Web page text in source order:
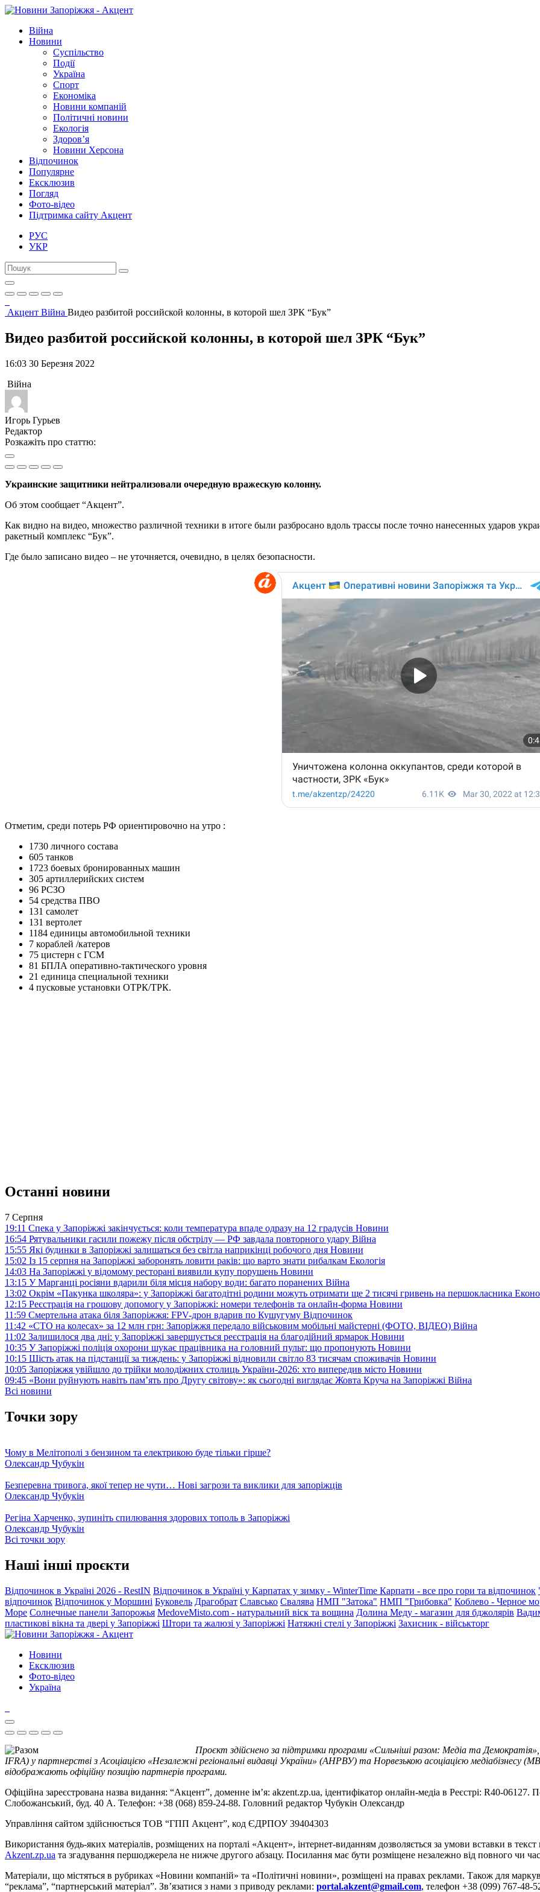
Війна
Новини
Суспільство
Події
Україна
Спорт
Економіка
Новини компаній
Політичні новини
Екологія
Здоров’я
Новини Херсона
Відпочинок
Популярне
Ексклюзив
Погляд
Фото-відео
Підтримка сайту Акцент
РУС
УКР
Акцент Війна Видео разбитой российской колонны, в которой шел ЗРК “Бук”
Видео разбитой российской колонны, в которой шел ЗРК “Бук”
16:03 30 Березня 2022
Війна
Игорь Гурьев
Редактор
Розкажіть про статтю:
Украинские защитники нейтрализовали очередную вражескую колонну.
Об этом сообщает “Акцент”.
Как видно на видео, множество различной техники в итоге были разбросано вдоль трассы после точно нанесенных ударов
ракетный комплекс “Бук”.
Где было записано видео – не уточняется, очевидно, в целях безопасности.
Отметим, среди потерь РФ ориентировочно на утро :
1730 личного состава
605 танков
1723 боевых бронированных машин
305 артиллерийских систем
96 РСЗО
54 средства ПВО
131 самолет
131 вертолет
1184 единицы автомобильной техники
7 кораблей /катеров
75 цистерн с ГСМ
81 БПЛА оперативно-тактического уровня
21 единица специальной техники
4 пусковые установки ОТРК/ТРК.
Останні новини
7 Серпня
19:11 Спека у Запоріжжі закінчується: коли температура впаде одразу на 12 градусів Новини
16:54 Рятувальники гасили пожежу після обстрілу — РФ завдала повторного удару Війна
15:55 Які будинки в Запоріжжі залишаться без світла наприкінці робочого дня Новини
15:02 Із 15 серпня на Запоріжжі заборонять ловити раків: що варто знати рибалкам Екологія
14:03 На Запоріжжі у відомому ресторані виявили купу порушень Новини
13:15 У Марганці росіяни вдарили біля місця набору води: багато поранених Війна
13:02 Окрім «Пакунка школяра»: у Запоріжжі багатодітні родини можуть отримати ще 2 тисячі гривень на першокласника
12:15 Реєстрація на грошову допомогу у Запоріжжі: номери телефонів та онлайн-форма Новини
11:59 Смертельна атака біля Запоріжжя: FPV-дрон вдарив по Кушугуму Відпочинок
11:42 «СТО на колесах» за 12 млн грн: Запоріжжя передало військовим мобільні майстерні (ФОТО, ВІДЕО) Війна
11:02 Залишилося два дні: у Запоріжжі завершується реєстрація на благодійний ярмарок Новини
10:35 У Запоріжжі поліція охорони шукає працівника на головний пульт: що пропонують Новини
10:15 Шість атак на підстанції за тиждень: у Запоріжжі відновили світло 83 тисячам споживачів Новини
10:05 Запоріжжя увійшло до трійки молодіжних столиць України-2026: хто випередив місто Новини
09:45 «Вони руйнують навіть пам’ять про Другу світову»: як сьогодні виглядає Жовта Круча на Запоріжжі Війна
Всі новини
Точки зору
Чому в Мелітополі з бензином та електрикою буде тільки гірше?
Олександр Чубукін
Безперевна тривога, якої тепер не чути… Нові загрози та виклики для запоріжців
Олександр Чубукін
Регіна Харченко, зупиніть спилювання здорових тополь в Запоріжжі
Олександр Чубукін
Всі точки зору
Наші інші проєкти
Відпочинок в Україні 2026 - RestIN Відпочинок в Україні у Карпатах у зимку - WinterTime Карпати - все про гори та відпочинок
відпочинок Відпочинок у Моршині Буковель Драгобрат Славсько Свалява НМП "Затока" НМП "Грибовка" Коблево - Черное
Море Солнечные панели Запорожья MedoveMisto.com - натуральний віск та вощина Долина Меду - магазин для бджолярів
пластикові вікна та двері у Запоріжжі Штори та жалюзі у Запоріжжі Натяжні стелі у Запоріжжі Захисник - військторг
Новини
Ексклюзив
Фото-відео
Україна
Проєкт здійснено за підтримки програми «Сильніші разом: Медіа та
IFRA) у партнерстві з Асоціацією «Незалежні регіональні видавці України» (АНРВУ) та Норвезькою асоціацією медіабізнесу
відображають офіційну позицію партнерів програми.
Офіційна зареєстрована назва видання: “Акцент”, доменне ім’я: akzent.zp.ua, ідентифікатор онлайн-медіа в Реєстрі: R40-
Слобожанський, буд. 40 А. Телефон: +38 (068) 859-24-88. Головний редактор Чубукін Олександр
Управління сайтом здійснюється ТОВ “ГПП Акцент”, код ЄДРПОУ 39404303
Використання будь-яких матеріалів, розміщених на порталі «Акцент», інтернет-виданням дозволяється за умови вставки в
Akzent.zp.ua та згадування першоджерела не нижче другого абзацу. Посилання має бути розміщене незалежно від повного чи
Матеріали, що містяться в рубриках «Новини компаній» та «Політичні новини», розміщені на правах реклами. Також для
“реклама”, “партнерський матеріал”. Зв’язатися з нами з приводу реклами: portal.akzent@gmail.com, телефон +38 (099) 767-48-